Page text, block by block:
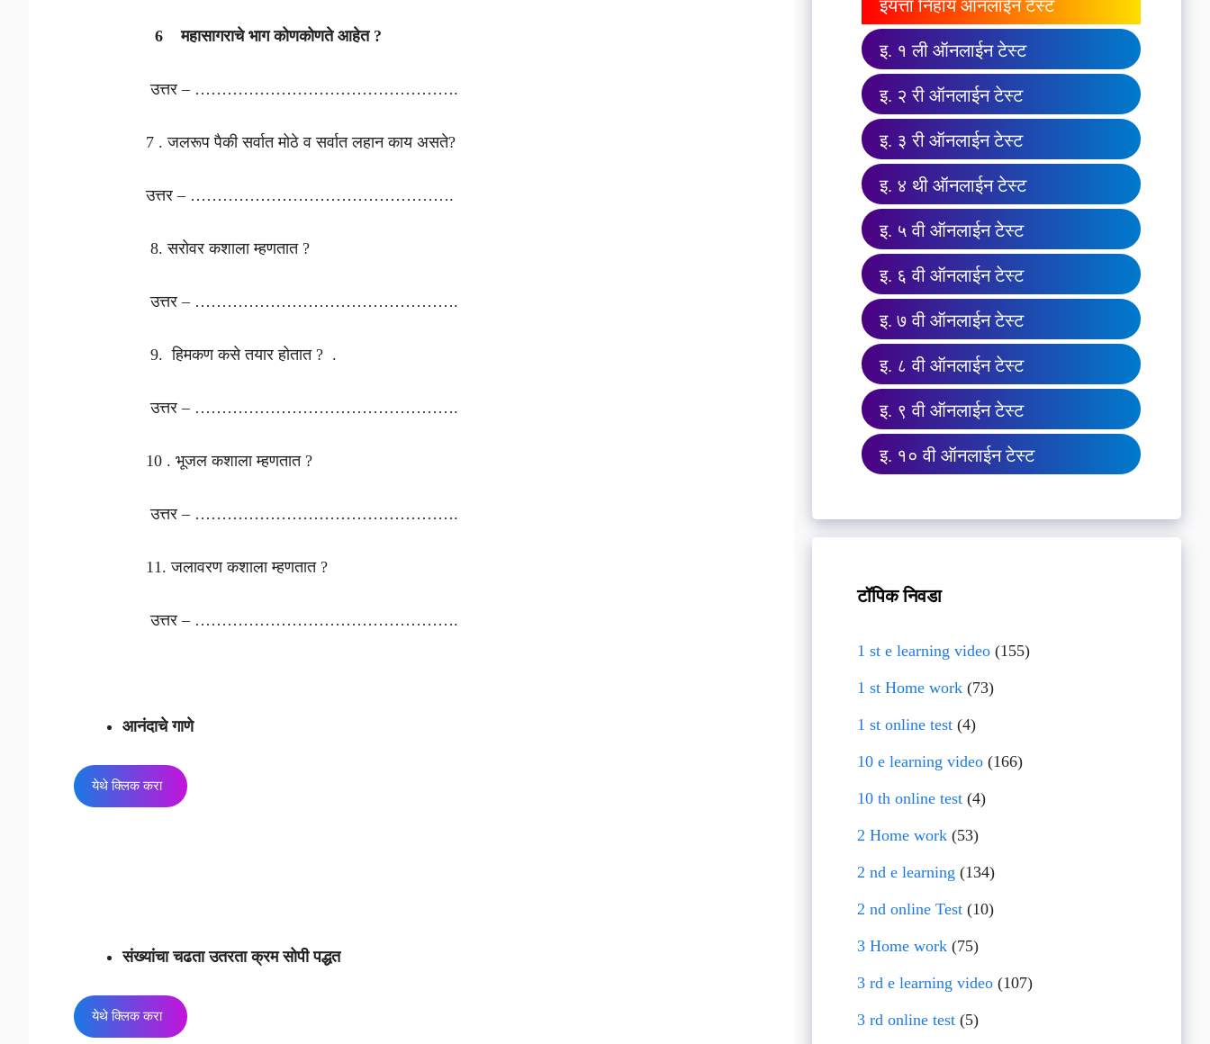
6 महासागराचे भाग कोणकोणते आहेत ?
उत्तर – ………………………………………….
7 . जलरूप पैकी सर्वात मोठे व सर्वात लहान काय असते?
उत्तर – ………………………………………….
8. सरोवर कशाला म्हणतात ?
उत्तर – ………………………………………….
9. हिमकण कसे तयार होतात ? .
उत्तर – ………………………………………….
10 . भूजल कशाला म्हणतात ?
उत्तर – ………………………………………….
11. जलावरण कशाला म्हणतात ?
उत्तर – ………………………………………….
आनंदाचे गाणे
येथे क्लिक करा
संख्यांचा चढता उतरता क्रम सोपी पद्धत
येथे क्लिक करा
इयत्ता निहाय ऑनलाईन टेस्ट
इ. १ ली ऑनलाईन टेस्ट
इ. २ री ऑनलाईन टेस्ट
इ. ३ री ऑनलाईन टेस्ट
इ. ४ थी ऑनलाईन टेस्ट
इ. ५ वी ऑनलाईन टेस्ट
इ. ६ वी ऑनलाईन टेस्ट
इ. ७ वी ऑनलाईन टेस्ट
इ. ८ वी ऑनलाईन टेस्ट
इ. ९ वी ऑनलाईन टेस्ट
इ. १० वी ऑनलाईन टेस्ट
टॉपिक निवडा
1 st e learning video(155)
1 st Home work(73)
1 st online test(4)
10 e learning video(166)
10 th online test(4)
2 Home work(53)
2 nd e learning (134)
2 nd online Test(10)
3 Home work(75)
3 rd e learning video(107)
3 rd online test(5)